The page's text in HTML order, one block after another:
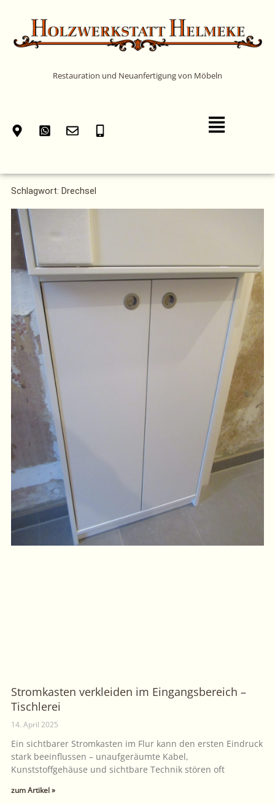
springen
Restauration und Neuanfertigung von Möbeln
Main
Menu
Schlagwort: Drechsel
Stromkasten verkleiden im Eingangsbereich –
Tischlerei
14. April 2025
Ein sichtbarer Stromkasten im Flur kann den ersten Eindruck
stark beeinflussen – unaufgeräumte Kabel,
Kunststoffgehäuse und sichtbare Technik stören oft
zum Artikel »